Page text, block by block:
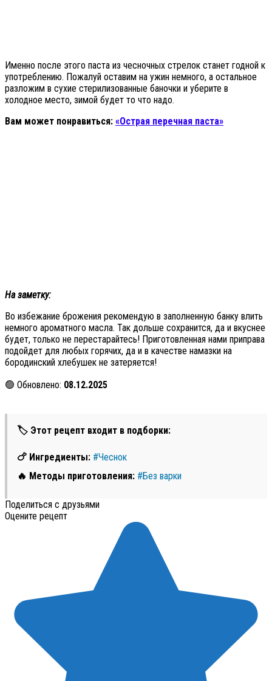
Именно после этого паста из чесночных стрелок станет годной к
употреблению. Пожалуй оставим на ужин немного, а остальное
разложим в сухие стерилизованные баночки и уберите в
холодное место, зимой будет то что надо.
Вам может понравиться: «Острая перечная паста»
На заметку:
Во избежание брожения рекомендую в заполненную банку влить
немного ароматного масла. Так дольше сохранится, да и вкуснее
будет, только не перестарайтесь! Приготовленная нами приправа
подойдет для любых горячих, да и в качестве намазки на
бородинский хлебушек не затеряется!
🟢 Обновлено: 08.12.2025
🏷 Этот рецепт входит в подборки:
🍗 Ингредиенты: #Чеснок
🔥 Методы приготовления: #Без варки
Поделиться с друзьями
Оцените рецепт